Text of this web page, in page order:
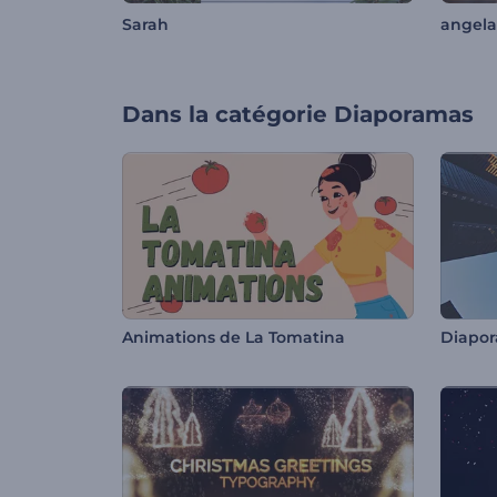
Sarah
Dans la catégorie Diaporamas
Animations de La Tomatina